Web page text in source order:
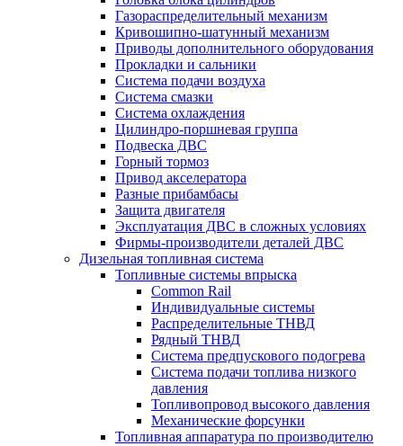
Газораспределительный механизм
Кривошипно-шатунный механизм
Приводы дополнительного оборудования
Прокладки и сальники
Система подачи воздуха
Система смазки
Система охлаждения
Цилиндро-поршневая группа
Подвеска ДВС
Горный тормоз
Привод акселератора
Разные прибамбасы
Защита двигателя
Эксплуатация ДВС в сложных условиях
Фирмы-производители деталей ДВС
Дизельная топливная система
Топливные системы впрыска
Common Rail
Индивидуальные системы
Распределительные ТНВД
Рядный ТНВД
Система предпускового подогрева
Система подачи топлива низкого
давления
Топливопровод высокого давления
Механические форсунки
Топливная аппаратура по производителю